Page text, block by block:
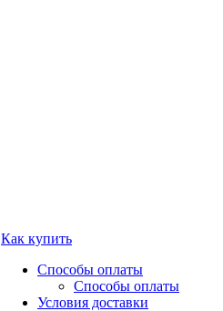
Как купить
Способы оплаты
Способы оплаты
Условия доставки